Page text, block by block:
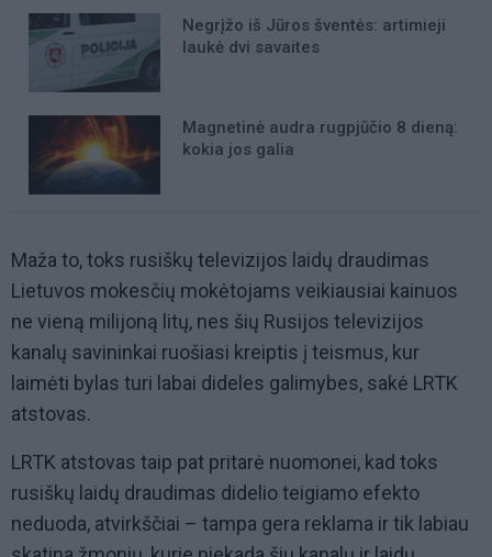
Negrįžo iš Jūros šventės: artimieji
laukė dvi savaites
Magnetinė audra rugpjūčio 8 dieną:
kokia jos galia
Maža to, toks rusiškų televizijos laidų draudimas
Lietuvos mokesčių mokėtojams veikiausiai kainuos
ne vieną milijoną litų, nes šių Rusijos televizijos
kanalų savininkai ruošiasi kreiptis į teismus, kur
laimėti bylas turi labai dideles galimybes, sakė LRTK
atstovas.
LRTK atstovas taip pat pritarė nuomonei, kad toks
rusiškų laidų draudimas didelio teigiamo efekto
neduoda, atvirkščiai – tampa gera reklama ir tik labiau